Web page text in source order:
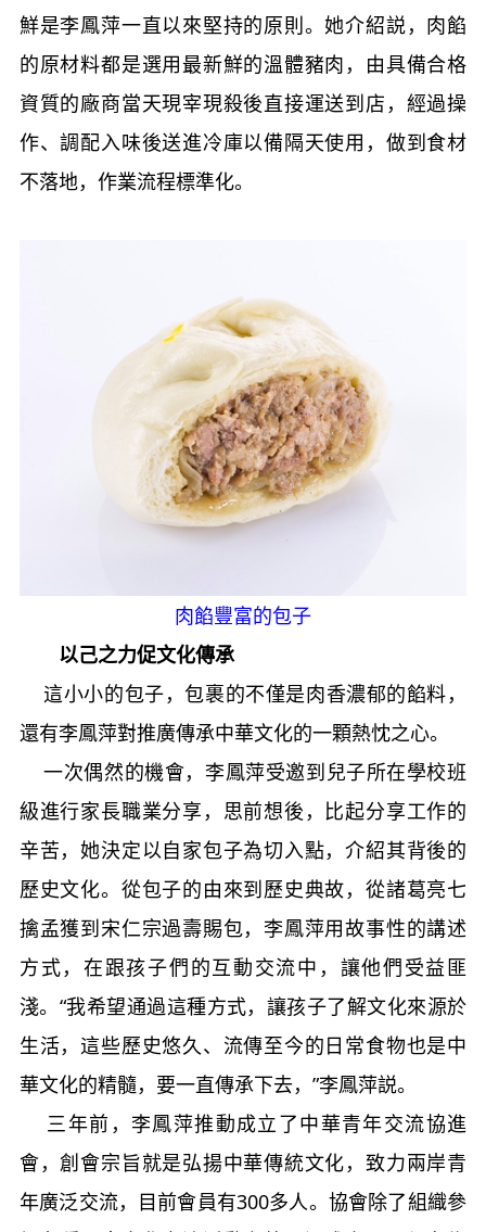
鮮是李鳳萍一直以來堅持的原則。她介紹説，肉餡
的原材料都是選用最新鮮的溫體豬肉，由具備合格
資質的廠商當天現宰現殺後直接運送到店，經過操
作、調配入味後送進冷庫以備隔天使用，做到食材
不落地，作業流程標準化。
肉餡豐富的包子
以己之力促文化傳承
這小小的包子，包裹的不僅是肉香濃郁的餡料，
還有李鳳萍對推廣傳承中華文化的一顆熱忱之心。
一次偶然的機會，李鳳萍受邀到兒子所在學校班
級進行家長職業分享，思前想後，比起分享工作的
辛苦，她決定以自家包子為切入點，介紹其背後的
歷史文化。從包子的由來到歷史典故，從諸葛亮七
擒孟獲到宋仁宗過壽賜包，李鳳萍用故事性的講述
方式，在跟孩子們的互動交流中，讓他們受益匪
淺。“我希望通過這種方式，讓孩子了解文化來源於
生活，這些歷史悠久、流傳至今的日常食物也是中
華文化的精髓，要一直傳承下去，”李鳳萍説。
三年前，李鳳萍推動成立了中華青年交流協進
會，創會宗旨就是弘揚中華傳統文化，致力兩岸青
年廣泛交流，目前會員有300多人。協會除了組織參